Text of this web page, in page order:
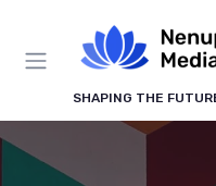
SHAPING THE